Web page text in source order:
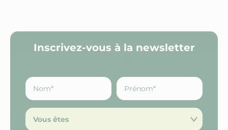
Inscrivez-vous à la newsletter
Vous êtes